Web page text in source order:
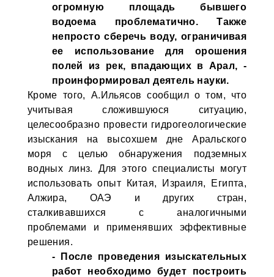
огромную площадь бывшего
водоема проблематично. Также
непросто сберечь воду, ограничивая
ее использование для орошения
полей из рек, впадающих в Арал, -
проинформировал деятель науки.
Кроме того, А.Ильясов сообщил о том, что
учитывая сложившуюся ситуацию,
целесообразно провести гидрогеологические
изыскания на высохшем дне Аральского
моря с целью обнаружения подземных
водных линз. Для этого специалисты могут
использовать опыт Китая, Израиля, Египта,
Алжира, ОАЭ и других стран,
сталкивавшихся с аналогичными
проблемами и применявших эффективные
решения.
- После проведения изыскательных
работ необходимо будет построить